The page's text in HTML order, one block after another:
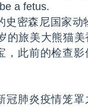
a fetus.
史密森尼国家动
的旅美大熊猫
，此前的检查
冠肺炎疫情笼